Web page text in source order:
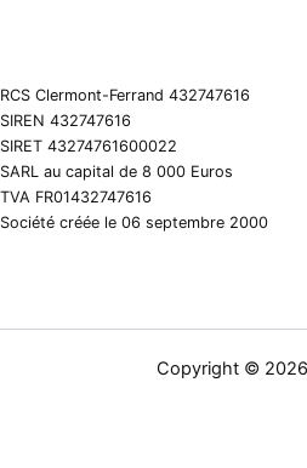
RCS Clermont-Ferrand 432747616
SIREN 432747616
SIRET 43274761600022
SARL au capital de 8 000 Euros
TVA FR01432747616
Société créée le 06 septembre 2000
Copyright ©